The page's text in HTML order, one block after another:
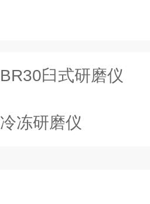
BR30臼式研磨仪
冷冻研磨仪